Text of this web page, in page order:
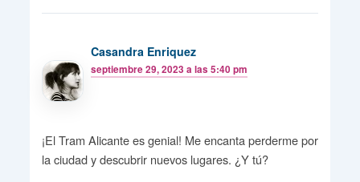
Casandra Enriquez
septiembre 29, 2023 a las 5:40 pm
¡El Tram Alicante es genial! Me encanta perderme por
la ciudad y descubrir nuevos lugares. ¿Y tú?